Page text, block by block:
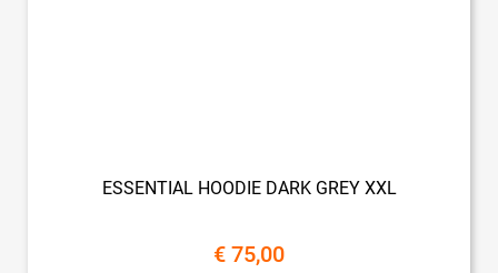
ESSENTIAL HOODIE DARK GREY XXL
€ 75,00